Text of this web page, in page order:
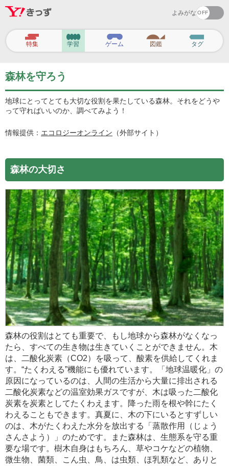
よみがな
ビ
ゲ
ー
シ
特集 学習 ゲーム 図鑑 タグ
森林を守ろう
地球にとってとても大切な役割を果たしている森林。それをどうや
って守ればいいのか、調べてみよう！
情報提供： エコロジーオンライン （外部サイト）
森林の大切さ
森林の役割はとても重要で、もし地球から森林がなくなっ
たら、すべての生き物は生きていくことができません。木
は、二酸化炭素（CO2）を吸って、酸素を供給してくれま
す。“たくわえる”機能にも優れています。「地球温暖化」の
原因になっているのは、人間の生活から大量に排出される
二酸化炭素などの温室効果ガスですが、木は吸った二酸化
炭素を炭素としてたくわえます。降った雨を根や幹にたく
わえることもできます。真夏に、木の下にいるとすずしい
のは、木がたくわえた水分を放出する「蒸散作用（じょう
さんさよう）」のためです。また森林は、生態系を守る重
要な場です。樹木自身はもちろん、草やコケなどの植物、
微生物、菌類、こん虫、鳥、は虫類、ほ乳類など、ありと